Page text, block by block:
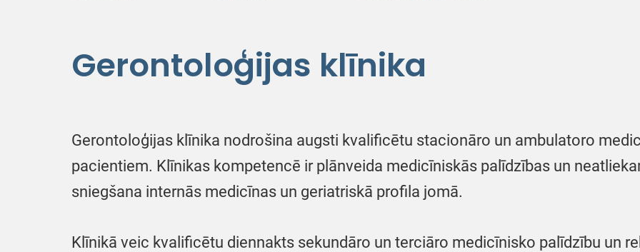
Gerontoloģijas klīnika
Gerontoloģijas klīnika nodrošina augsti kvalificētu stacionāro un ambulatoro
pacientiem. Klīnikas kompetencē ir plānveida medicīniskās palīdzības un
sniegšana internās medicīnas un geriatriskā profila jomā.
Klīnikā veic kvalificētu diennakts sekundāro un terciāro medicīnisko palīdzību un